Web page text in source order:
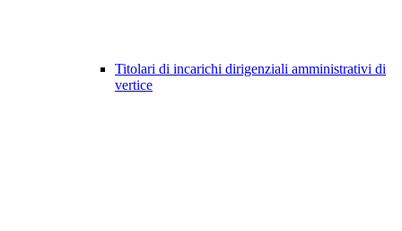
Titolari di incarichi dirigenziali amministrativi di
vertice